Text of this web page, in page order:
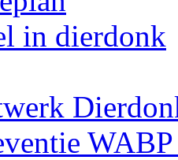
in dierdonk